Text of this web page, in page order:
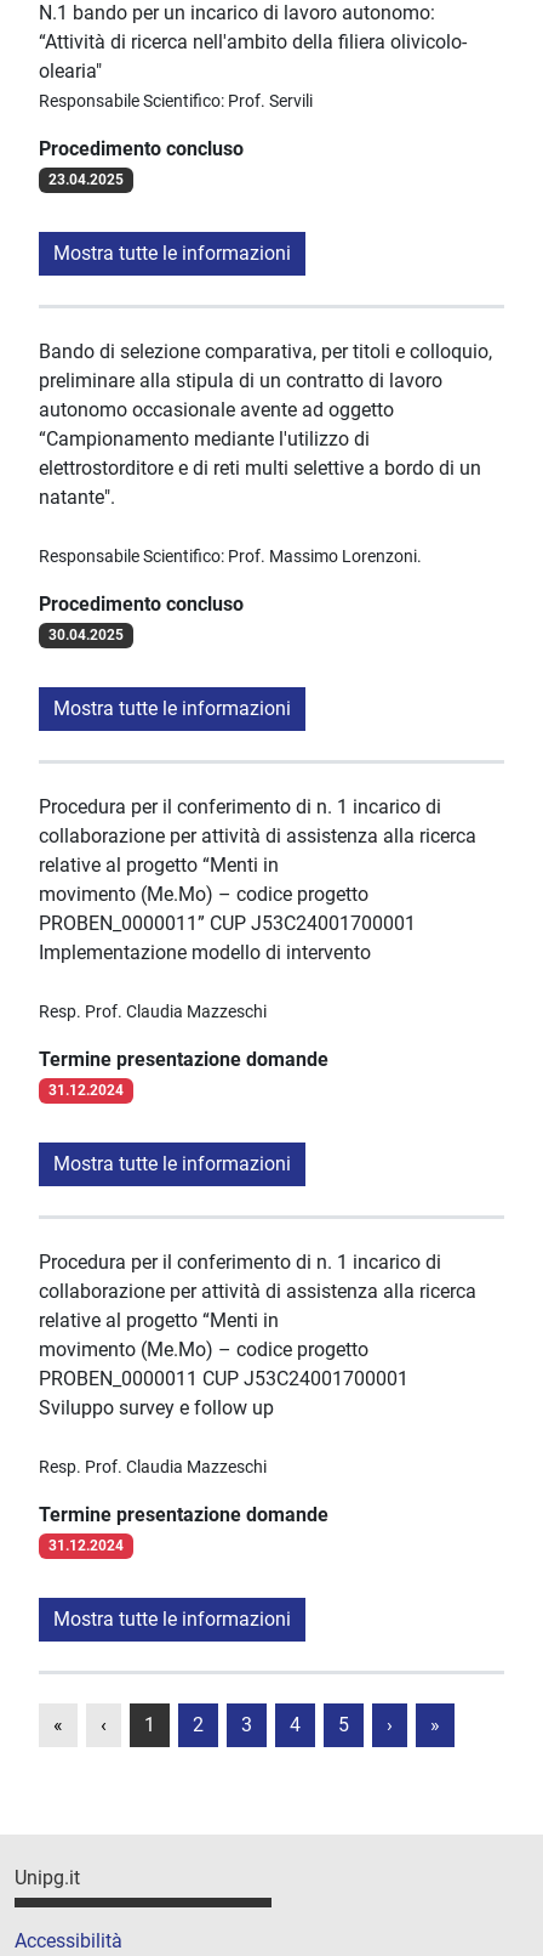
N.1 bando per un incarico di lavoro autonomo:
“Attività di ricerca nell'ambito della filiera olivicolo-
olearia"
Responsabile Scientifico: Prof. Servili
Procedimento concluso
23.04.2025
Mostra tutte le informazioni
Bando di selezione comparativa, per titoli e colloquio,
preliminare alla stipula di un contratto di lavoro
autonomo occasionale avente ad oggetto
“Campionamento mediante l'utilizzo di
elettrostorditore e di reti multi selettive a bordo di un
natante".
Responsabile Scientifico: Prof. Massimo Lorenzoni.
Procedimento concluso
30.04.2025
Mostra tutte le informazioni
Procedura per il conferimento di n. 1 incarico di
collaborazione per attività di assistenza alla ricerca
relative al progetto “Menti in
movimento (Me.Mo) – codice progetto
PROBEN_0000011” CUP J53C24001700001
Implementazione modello di intervento
Resp. Prof. Claudia Mazzeschi
Termine presentazione domande
31.12.2024
Mostra tutte le informazioni
Procedura per il conferimento di n. 1 incarico di
collaborazione per attività di assistenza alla ricerca
relative al progetto “Menti in
movimento (Me.Mo) – codice progetto
PROBEN_0000011 CUP J53C24001700001
Sviluppo survey e follow up
Resp. Prof. Claudia Mazzeschi
Termine presentazione domande
31.12.2024
Mostra tutte le informazioni
« ‹ 1 2 3 4 5 › »
Unipg.it
Accessibilità